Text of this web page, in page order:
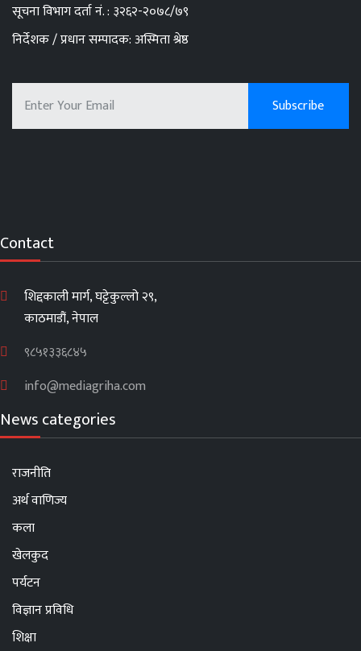
सूचना विभाग दर्ता नं. : ३२६२-२०७८/७९
निर्देशक / प्रधान सम्पादक: अस्मिता श्रेष्ठ
Contact
शिद्दकाली मार्ग, घट्टेकुल्लो २९,
काठमाडौं, नेपाल
९८५१३३६८४५
info@mediagriha.com
News categories
राजनीति
अर्थ वाणिज्य
कला
खेलकुद
पर्यटन
विज्ञान प्रविधि
शिक्षा